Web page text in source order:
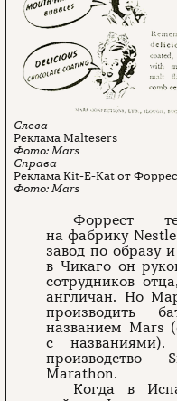
Реклама Maltesers
Mars
Реклама Kit-E-Kat от
Mars
Форрест
на фабрику
завод по образу
в Чикаго он
сотрудников
англичан. Но
производить
названием Mars
с
производство
Marathon.
Когда в